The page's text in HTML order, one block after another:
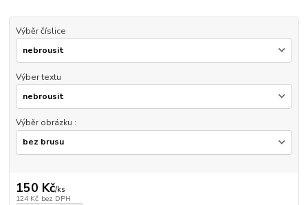
Výběr číslice
Výber textu
Výběr obrázku :
150 Kč/ks
124 Kč bez DPH